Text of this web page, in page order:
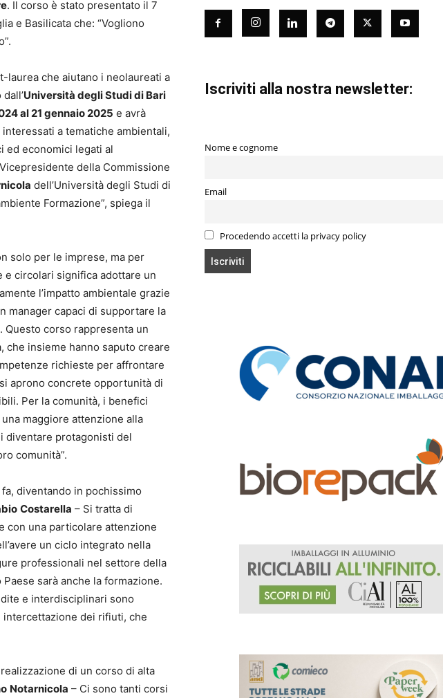
. Il corso è stato presentato il 7
e Basilicata che: “Vogliono
laurea che aiutano i neolaureati a
Università degli Studi di Bari
al 21 gennaio 2025 e avrà
a tematiche ambientali,
ed economici legati al
della Commissione
dell’Università degli Studi di
Formazione”, spiega il
solo per le imprese, ma per
circolari significa adottare un
l’impatto ambientale grazie
manager capaci di supportare la
corso rappresenta un
che insieme hanno saputo creare
richieste per affrontare
aprono concrete opportunità di
Per la comunità, i benefici
maggiore attenzione alla
diventare protagonisti del
comunità”.
diventando in pochissimo
Costarella – Si tratta di
con una particolare attenzione
un ciclo integrato nella
professionali nel settore della
sarà anche la formazione.
e interdisciplinari sono
dei rifiuti, che
di un corso di alta
Notarnicola – Ci sono tanti corsi
Iscriviti alla nostra newsletter:
Nome e cognome
Email
Procedendo accetti la privacy policy